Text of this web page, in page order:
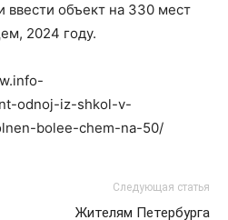
ввести объект на 330 мест
2024 году.
odnoj-iz-shkol-v-
bolee-chem-na-50/
Следующая статья
Жителям Петербурга